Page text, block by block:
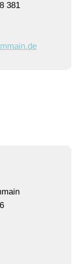
381
mm n d